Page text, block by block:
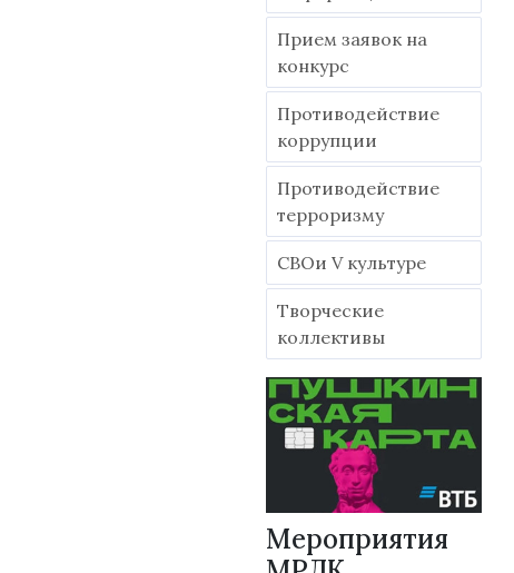
Прием заявок на
конкурс
Противодействие
коррупции
Противодействие
терроризму
СВОи V культуре
Творческие
коллективы
Мероприятия